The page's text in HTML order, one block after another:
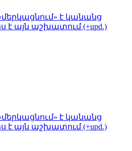
է կանանց
է այն աշխատում (+upd.)
է կանանց
է այն աշխատում (+upd.)